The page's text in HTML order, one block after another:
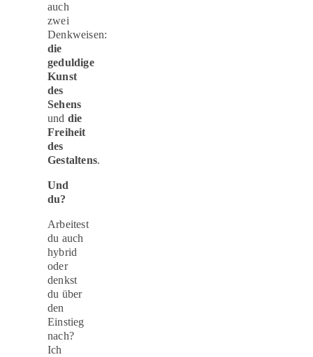
auch
zwei
Denkweisen:
die
geduldige
Kunst
des
Sehens
und die
Freiheit
des
Gestaltens.
Und
du?
Arbeitest
du auch
hybrid
oder
denkst
du über
den
Einstieg
nach?
Ich